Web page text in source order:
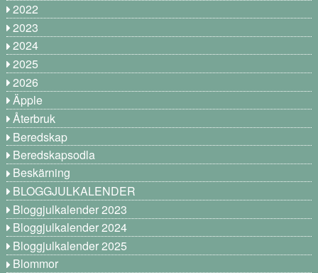
2022
2023
2024
2025
2026
Äpple
Återbruk
Beredskap
Beredskapsodla
Beskärning
BLOGGJULKALENDER
Bloggjulkalender 2023
Bloggjulkalender 2024
Bloggjulkalender 2025
Blommor